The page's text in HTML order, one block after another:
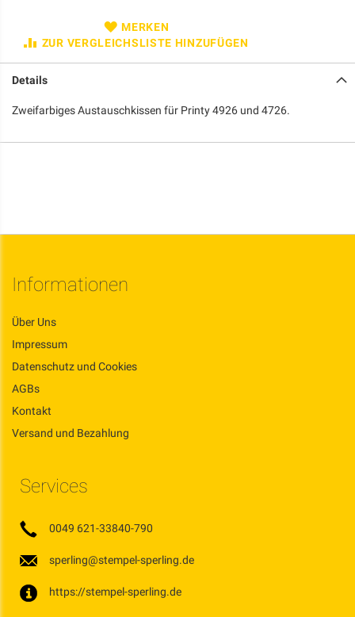
MERKEN
ZUR VERGLEICHSLISTE HINZUFÜGEN
Details
Zweifarbiges Austauschkissen für Printy 4926 und 4726.
Informationen
Über Uns
Impressum
Datenschutz und Cookies
AGBs
Kontakt
Versand und Bezahlung
Services
0049 621-33840-790
sperling@stempel-sperling.de
https://stempel-sperling.de